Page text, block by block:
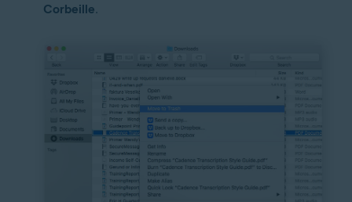
Corbeille.